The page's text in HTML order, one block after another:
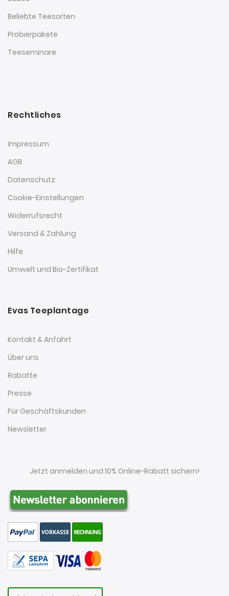
Beliebte Teesorten
Probierpakete
Teeseminare
Rechtliches
Impressum
AGB
Datenschutz
Cookie-Einstellungen
Widerrufsrecht
Versand & Zahlung
Hilfe
Umwelt und Bio-Zertifikat
Evas Teeplantage
Kontakt & Anfahrt
Über uns
Rabatte
Presse
Für Geschäftskunden
Newsletter
Jetzt anmelden und 10% Online-Rabatt sichern!